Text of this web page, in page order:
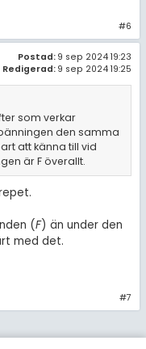
#6
Postad: 9 sep 2024 19:23
Redigerad: 9 sep 2024 19:25
som verkar
den samma
att känna till vid
är F överallt.
(F) än under den
med det.
#7